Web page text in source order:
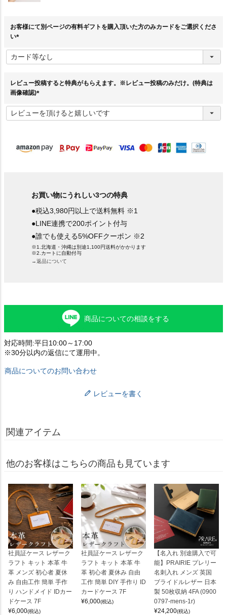
お客様にて別ページの有料ギフトを購入頂いた方のみカードをご選択くださ
い
必
須
レビュー投稿すると特典がもらえます。※レビュー投稿のみだけ。(特典は
画像確認)
必
須
お買い物にうれしい3つの特典
●税込3,980円以上で送料無料 ※1
●LINE連携で200ポイント付与
●誰でも使える5%OFFクーポン ※2
※1.北海道・沖縄は別途1,100円送料がかかります
※2.カートに自動付与
→返品について
商品についての相談をする
対応時間:平日10:00～17:00
※30分以内の返信にて運用中。
商品についてのお問い合わせ
レビューを書く
関連アイテム
他のお客様はこちらの商品も見ています
社員証ケース レザーク
ラフト キット 本革 牛
革 メンズ 初心者 夏休
み 自由工作 簡単 手作
り ハンドメイド IDカー
ドケース 7F
¥6,000(税込)
社員証ケース レザーク
ラフト キット 本革 牛
革 初心者 夏休み 自由
工作 簡単 DIY 手作り ID
カードケース 7F
¥6,000(税込)
【名入れ 別途購入で可
能】PRAIRIE プレリー
名刺入れ メンズ 英国
ブライドルレザー 日本
製 50枚収納 4FA (0900
0797-mens-1r)
¥24,200(税込)